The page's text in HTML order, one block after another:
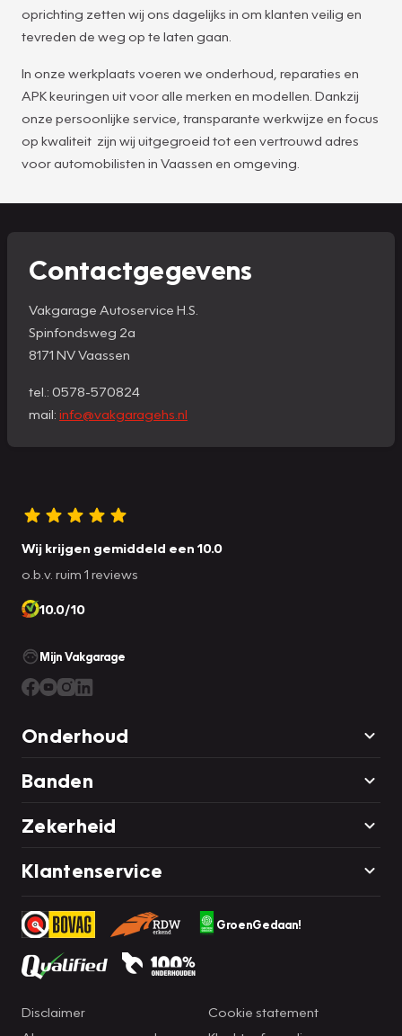
oprichting zetten wij ons dagelijks in om klanten veilig en
tevreden de weg op te laten gaan.
In onze werkplaats voeren we onderhoud, reparaties en
APK keuringen uit voor alle merken en modellen. Dankzij
onze persoonlijke service, transparante werkwijze en focus
op kwaliteit zijn wij uitgegroeid tot een vertrouwd adres
voor automobilisten in Vaassen en omgeving.
Contactgegevens
Vakgarage Autoservice H.S.
Spinfondsweg 2a
8171 NV Vaassen
tel.: 0578-570824
mail: info@vakgaragehs.nl
Wij krijgen gemiddeld een 10.0
o.b.v. ruim 1 reviews
10.0/10
Mijn Vakgarage
Onderhoud
Banden
Zekerheid
Klantenservice
GroenGedaan!
Disclaimer
Cookie statement